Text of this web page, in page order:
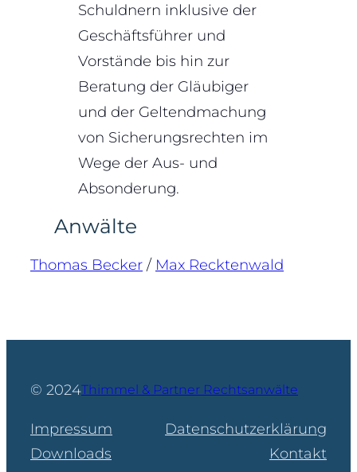
Schuldnern inklusive der
Geschäftsführer und
Vorstände bis hin zur
Beratung der Gläubiger
und der Geltendmachung
von Sicherungsrechten im
Wege der Aus- und
Absonderung.
Anwälte
Thomas Becker / Max Recktenwald
© 2024Thimmel & Partner Rechtsanwälte
Impressum
Datenschutzerklärung
Downloads
Kontakt